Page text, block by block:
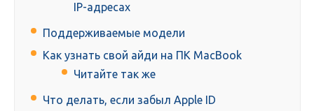
IP-адресах
Поддерживаемые модели
Как узнать свой айди на ПК MacBook
Читайте так же
Что делать, если забыл Apple ID